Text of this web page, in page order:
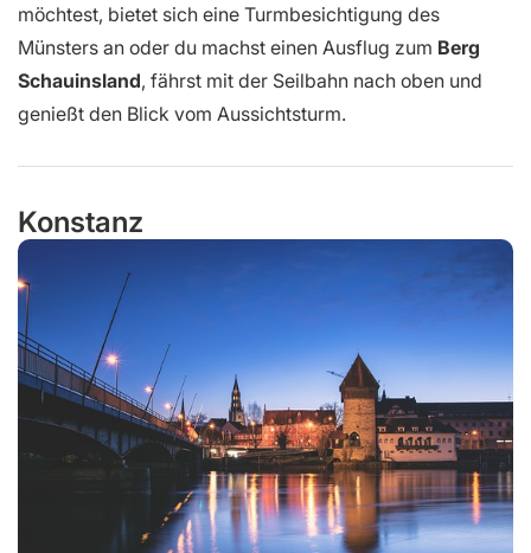
möchtest, bietet sich eine Turmbesichtigung des
Münsters an oder du machst einen Ausflug zum Berg
Schauinsland, fährst mit der Seilbahn nach oben und
genießt den Blick vom Aussichtsturm.
Konstanz